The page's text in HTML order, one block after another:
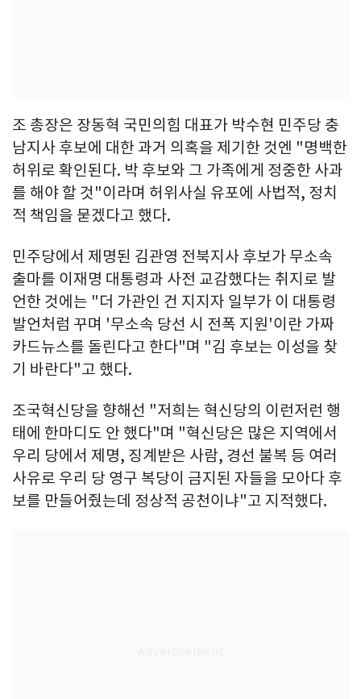
조 총장은 장동혁 국민의힘 대표가 박수현 민주당 충
남지사 후보에 대한 과거 의혹을 제기한 것엔 "명백한
허위로 확인된다. 박 후보와 그 가족에게 정중한 사과
를 해야 할 것"이라며 허위사실 유포에 사법적, 정치
적 책임을 묻겠다고 했다.
민주당에서 제명된 김관영 전북지사 후보가 무소속
출마를 이재명 대통령과 사전 교감했다는 취지로 발
언한 것에는 "더 가관인 건 지지자 일부가 이 대통령
발언처럼 꾸며 '무소속 당선 시 전폭 지원'이란 가짜
카드뉴스를 돌린다고 한다"며 "김 후보는 이성을 찾
기 바란다"고 했다.
조국혁신당을 향해선 "저희는 혁신당의 이런저런 행
태에 한마디도 안 했다"며 "혁신당은 많은 지역에서
우리 당에서 제명, 징계받은 사람, 경선 불복 등 여러
사유로 우리 당 영구 복당이 금지된 자들을 모아다 후
보를 만들어줬는데 정상적 공천이냐"고 지적했다.